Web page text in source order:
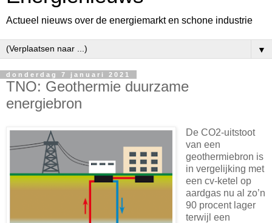
Actueel nieuws over de energiemarkt en schone industrie
▼
donderdag 7 januari 2021
TNO: Geothermie duurzame
energiebron
De CO2-uitstoot
van een
geothermiebron is
in vergelijking met
een cv-ketel op
aardgas nu al zo’n
90 procent lager
terwijl een